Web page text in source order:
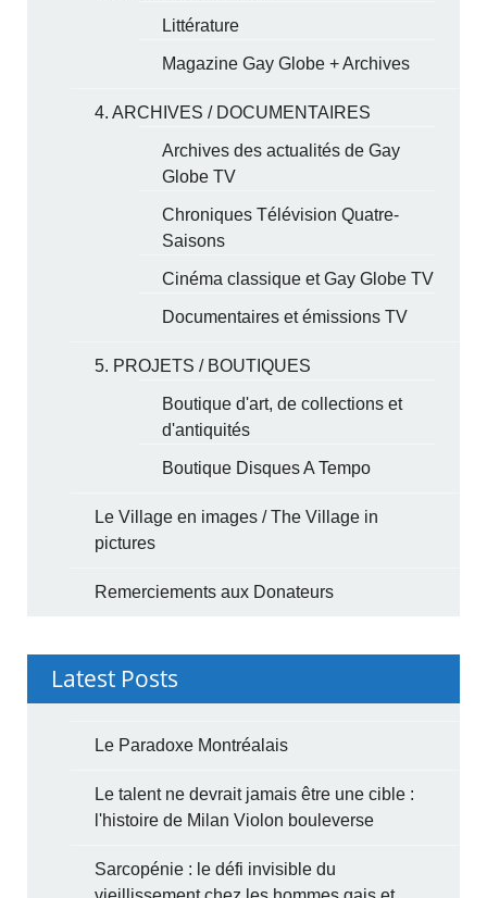
Littérature
Magazine Gay Globe + Archives
4. ARCHIVES / DOCUMENTAIRES
Archives des actualités de Gay
Globe TV
Chroniques Télévision Quatre-
Saisons
Cinéma classique et Gay Globe TV
Documentaires et émissions TV
5. PROJETS / BOUTIQUES
Boutique d'art, de collections et
d'antiquités
Boutique Disques A Tempo
Le Village en images / The Village in
pictures
Remerciements aux Donateurs
Latest Posts
Le Paradoxe Montréalais
Le talent ne devrait jamais être une cible :
l'histoire de Milan Violon bouleverse
Sarcopénie : le défi invisible du